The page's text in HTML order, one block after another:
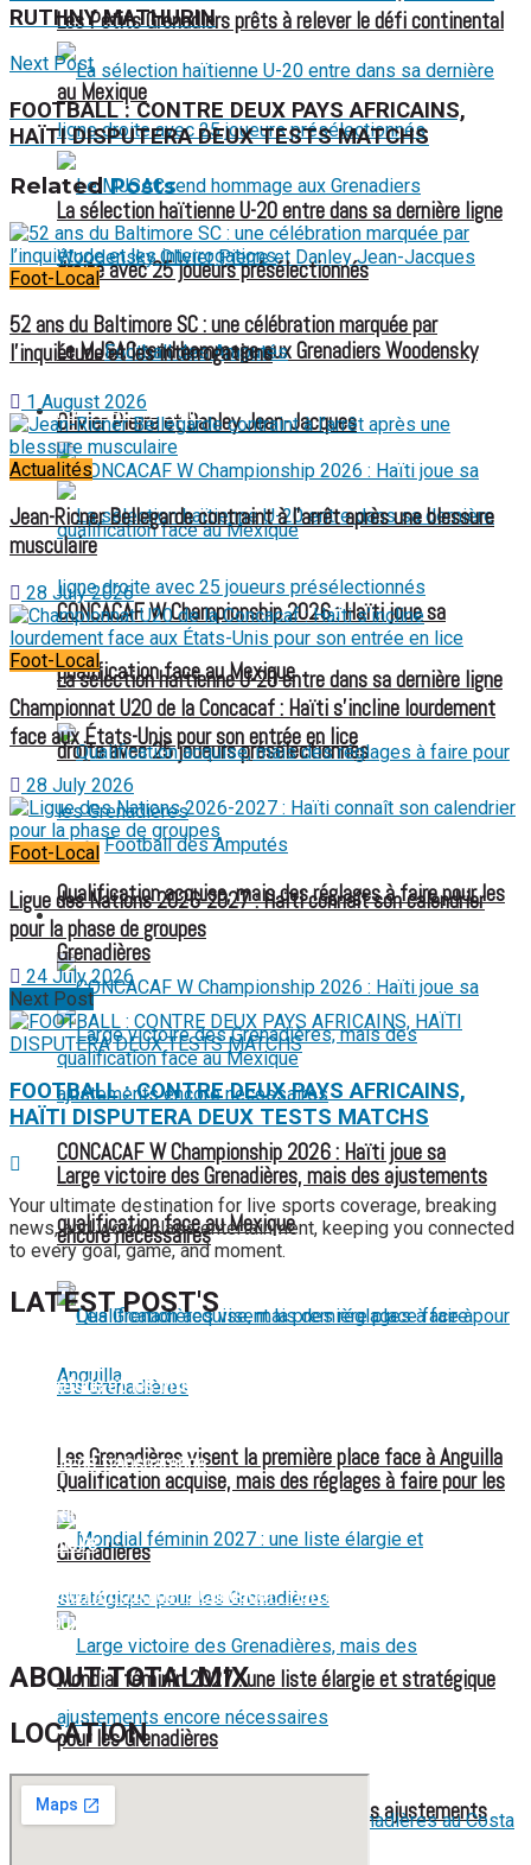
Les Petits Grenadiers prêts à relever le défi continental
au Mexique
Le MJSAC rend hommage aux Grenadiers Woodensky
Olivier Pierre et Danley Jean-Jacques
La sélection haïtienne U-20 entre dans sa dernière ligne
droite avec 25 joueurs présélectionnés
Football des Amputés
FOOTBALL FÉMININ
CONCACAF W Championship 2026 : Haïti joue sa
qualification face au Mexique
Qualification acquise, mais des réglages à faire pour les
Grenadières
Large victoire des Grenadières, mais des ajustements
La sélection haïtienne U-20 entre dans sa dernière ligne
droite avec 25 joueurs présélectionnés
Football des Amputés
FOOTBALL FÉMININ
CONCACAF W Championship 2026 : Haïti joue sa
qualification face au Mexique
Qualification acquise, mais des réglages à faire pour les
Grenadières
Large victoire des Grenadières, mais des ajustements
encore nécessaires
Les Grenadières visent la première place face à Anguilla
Mondial féminin 2027 : une liste élargie et stratégique
pour les Grenadières
RUTHNY MATHURIN
Next Post
FOOTBALL : CONTRE DEUX PAYS AFRICAINS,
HAÏTI DISPUTERA DEUX TESTS MATCHS
RelatedPosts
Foot-Local
52 ans du Baltimore SC : une célébration marquée par
l’inquiétude et les interrogations
1 August 2026
Actualités
Jean-Ricner Bellegarde contraint à l’arrêt après une blessure
musculaire
28 July 2026
Foot-Local
Championnat U20 de la Concacaf : Haïti s’incline lourdement
face aux États-Unis pour son entrée en lice
28 July 2026
Foot-Local
Ligue des Nations 2026-2027 : Haïti connaît son calendrier
pour la phase de groupes
24 July 2026
Next Post
FOOTBALL : CONTRE DEUX PAYS AFRICAINS,
HAÏTI DISPUTERA DEUX TESTS MATCHS
Your ultimate destination for live sports coverage, breaking
news, and world-class entertainment, keeping you connected
to every goal, game, and moment.
LATEST POST'S
l’inquiétude et les interrogations
manque de transparence
Jean-Ricner Bellegarde contraint à l’arrêt après une blessure
musculaire
Championnat U20 de la Concacaf : Haïti s’incline lourdement
face aux États-Unis pour son entrée en lice
ABOUT TOTALMIX
LOCATION